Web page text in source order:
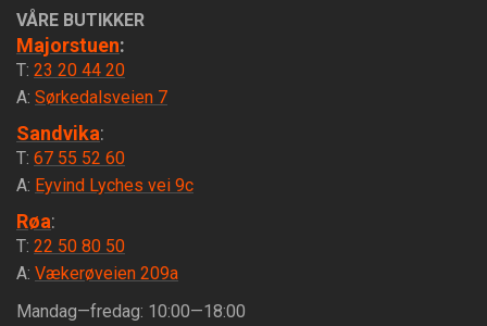
VÅRE BUTIKKER
Majorstuen:
T: 23 20 44 20
A: Sørkedalsveien 7
Sandvika:
T: 67 55 52 60
A: Eyvind Lyches vei 9c
Røa:
T: 22 50 80 50
A: Vækerøveien 209a
Mandag—fredag: 10:00—18:00